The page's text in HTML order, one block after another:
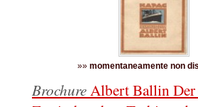
»» momentaneamente non
BrochureAlbert Ballin Der